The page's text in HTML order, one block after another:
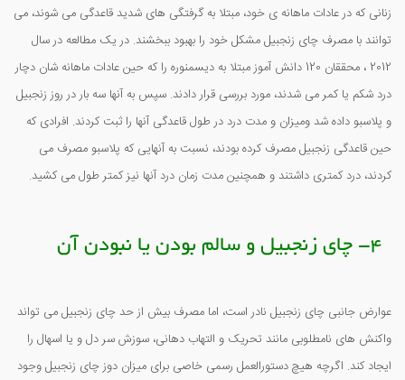
زنانی که در عادات ماهانه ی خود، مبتلا به گرفتگی های شدید قاعدگی می شوند، می
توانند با مصرف چای زنجبیل مشکل خود را بهبود ببخشند. در یک مطالعه در سال
2012 ، محققان 120 دانش آموز مبتلا به دیسمنوره را که حین عادات ماهانه شان دچار
درد شکم یا کمر می شدند، مورد بررسی قرار دادند. سپس به آنها سه بار در روز زنجبیل
و پلاسبو داده شد ومیزان و مدت درد در طول قاعدگی آنها را ثبت کردند. افرادی که
حین قاعدگی زنجبیل مصرف کرده بودند، نسبت به آنهایی که پلاسبو مصرف می
کردند، درد کمتری داشتند و همچنین مدت زمان درد آنها نیز کمتر طول می کشید.
4- چای زنجبیل و سالم بودن یا نبودن آن
عوارض جانبی چای زنجبیل نادر است، اما مصرف بیش از حد چای زنجبیل می تواند
واکنش های نامطلوبی مانند تحریک و التهاب دهانی، سوزش سر دل و یا اسهال را
ایجاد کند. اگرچه هیچ دستورالعمل رسمی خاصی برای میزان دوز چای زنجبیل وجود